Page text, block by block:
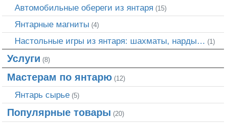
Автомобильные обереги из янтаря (15)
Янтарные магниты (4)
Настольные игры из янтаря: шахматы, нарды… (1)
Услуги (8)
Мастерам по янтарю (12)
Янтарь сырье (5)
Популярные товары (20)